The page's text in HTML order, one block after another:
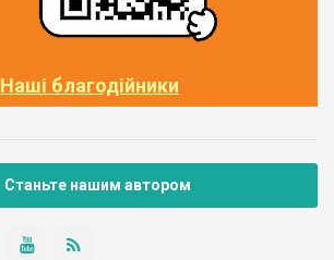
Наші благодійники
Станьте нашим автором